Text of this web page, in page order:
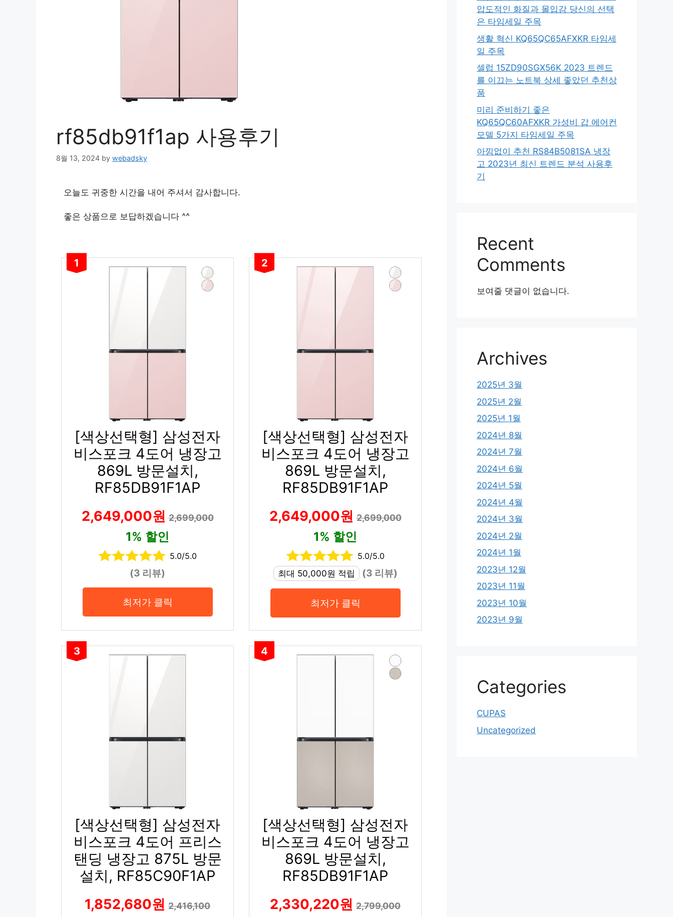
rf85db91f1ap 사용후기
8월 13, 2024 by webadsky
오늘도 귀중한 시간을 내어 주셔서 감사합니다.
좋은 상품으로 보답하겠습니다 ^^
1
[색상선택형] 삼성전자
비스포크 4도어 냉장고
869L 방문설치,
RF85DB91F1AP
2,649,000원2,699,000
1% 할인
5.0/5.0
(3 리뷰)
최저가 클릭
2
[색상선택형] 삼성전자
비스포크 4도어 냉장고
869L 방문설치,
RF85DB91F1AP
2,649,000원2,699,000
1% 할인
5.0/5.0
최대 50,000원 적립
(3 리뷰)
최저가 클릭
3
[색상선택형] 삼성전자
비스포크 4도어 프리스
탠딩 냉장고 875L 방문
설치, RF85C90F1AP
1,852,680원 2,416,100
4
[색상선택형] 삼성전자
비스포크 4도어 냉장고
869L 방문설치,
RF85DB91F1AP
2,330,220원 2,799,000
압도적인 화질과 몰입감 당신의 선택
은 타임세일 주목
생활 혁신 KQ65QC65AFXKR 타임세
일 주목
셀럽 15ZD90SGX56K 2023 트렌드
를 이끄는 노트북 상세 좋았던 추천상
품
미리 준비하기 좋은
KQ65QC60AFXKR 가성비 갑 에어컨
모델 5가지 타임세일 주목
아낌없이 추천 RS84B5081SA 냉장
고 2023년 최신 트렌드 분석 사용후
기
Recent
Comments
보여줄 댓글이 없습니다.
Archives
2025년 3월
2025년 2월
2025년 1월
2024년 8월
2024년 7월
2024년 6월
2024년 5월
2024년 4월
2024년 3월
2024년 2월
2024년 1월
2023년 12월
2023년 11월
2023년 10월
2023년 9월
Categories
CUPAS
Uncategorized